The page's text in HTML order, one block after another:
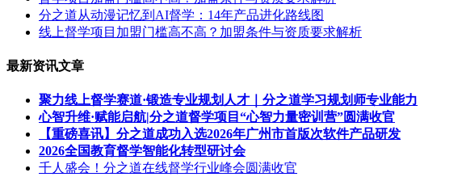
分之道从动漫记忆到AI督学：14年产品进化路线图
线上督学项目加盟门槛高不高？加盟条件与资质要求解析
最新资讯文章
聚力线上督学赛道·锻造专业规划人才｜分之道学习规划师专业能力
心智升维·赋能启航|分之道督学项目“心智力量密训营”圆满收官
【重磅喜讯】分之道成功入选2026年广州市首版次软件产品研发
2026全国教育督学智能化转型研讨会
千人盛会！分之道在线督学行业峰会圆满收官